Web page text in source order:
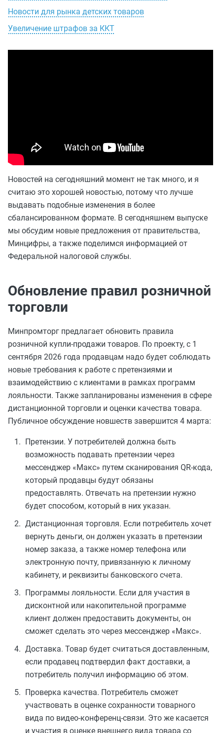
Новости для рынка детских товаров
Увеличение штрафов за ККТ
Новостей на сегодняшний момент не так много, и я
считаю это хорошей новостью, потому что лучше
выдавать подобные изменения в более
сбалансированном формате. В сегодняшнем выпуске
мы обсудим новые предложения от правительства,
Минцифры, а также поделимся информацией от
Федеральной налоговой службы.
Обновление правил розничной
торговли
Минпромторг предлагает обновить правила
розничной купли-продажи товаров. По проекту, с 1
сентября 2026 года продавцам надо будет соблюдать
новые требования к работе с претензиями и
взаимодействию с клиентами в рамках программ
лояльности. Также запланированы изменения в сфере
дистанционной торговли и оценки качества товара.
Публичное обсуждение новшеств завершится 4 марта:
Претензии. У потребителей должна быть
возможность подавать претензии через
мессенджер «Макс» путем сканирования QR-кода,
который продавцы будут обязаны
предоставлять. Отвечать на претензии нужно
будет способом, который в них указан.
Дистанционная торговля. Если потребитель хочет
вернуть деньги, он должен указать в претензии
номер заказа, а также номер телефона или
электронную почту, привязанную к личному
кабинету, и реквизиты банковского счета.
Программы лояльности. Если для участия в
дисконтной или накопительной программе
клиент должен предоставить документы, он
сможет сделать это через мессенджер «Макс».
Доставка. Товар будет считаться доставленным,
если продавец подтвердил факт доставки, а
потребитель получил информацию об этом.
Проверка качества. Потребитель сможет
участвовать в оценке сохранности товарного
вида по видео-конференц-связи. Это же касается
и участия в оценке внешнего вида товара со